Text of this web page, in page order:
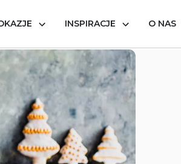
INSPIRACJE O NAS